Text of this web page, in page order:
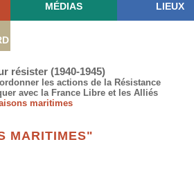
MÉDIAS LIEUX
résister (1940-1945)
les actions de la Résistance
avec la France Libre et les Alliés
maritimes
MARITIMES"